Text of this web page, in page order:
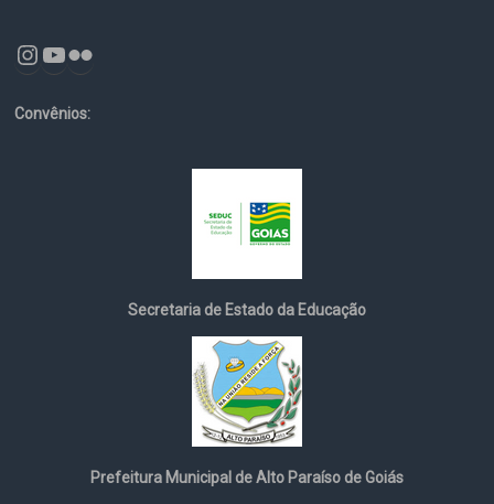
Instagram
YouTube
Flickr
Convênios:
Secretaria de Estado da Educação
Prefeitura Municipal de Alto Paraíso de Goiás